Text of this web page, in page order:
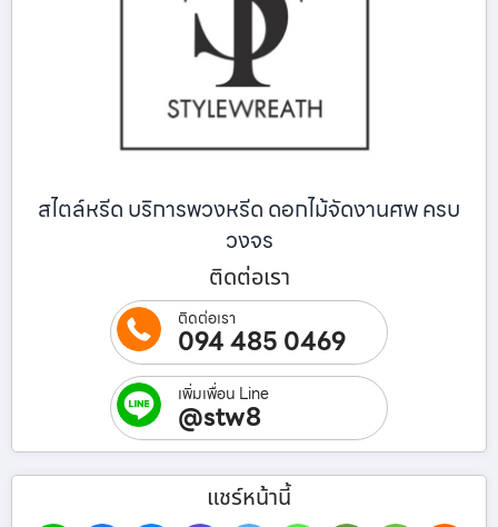
สไตล์หรีด บริการพวงหรีด ดอกไม้จัดงานศพ ครบ
วงจร
ติดต่อเรา
ติดต่อเรา
094 485 0469
เพิ่มเพื่อน Line
@stw8
แชร์หน้านี้